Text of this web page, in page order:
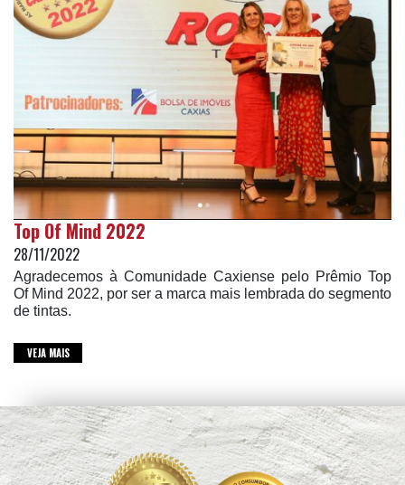
Top Of Mind 2022
28/11/2022
Agradecemos à Comunidade Caxiense pelo Prêmio Top
Of Mind 2022, por ser a marca mais lembrada do segmento
de tintas.
VEJA MAIS